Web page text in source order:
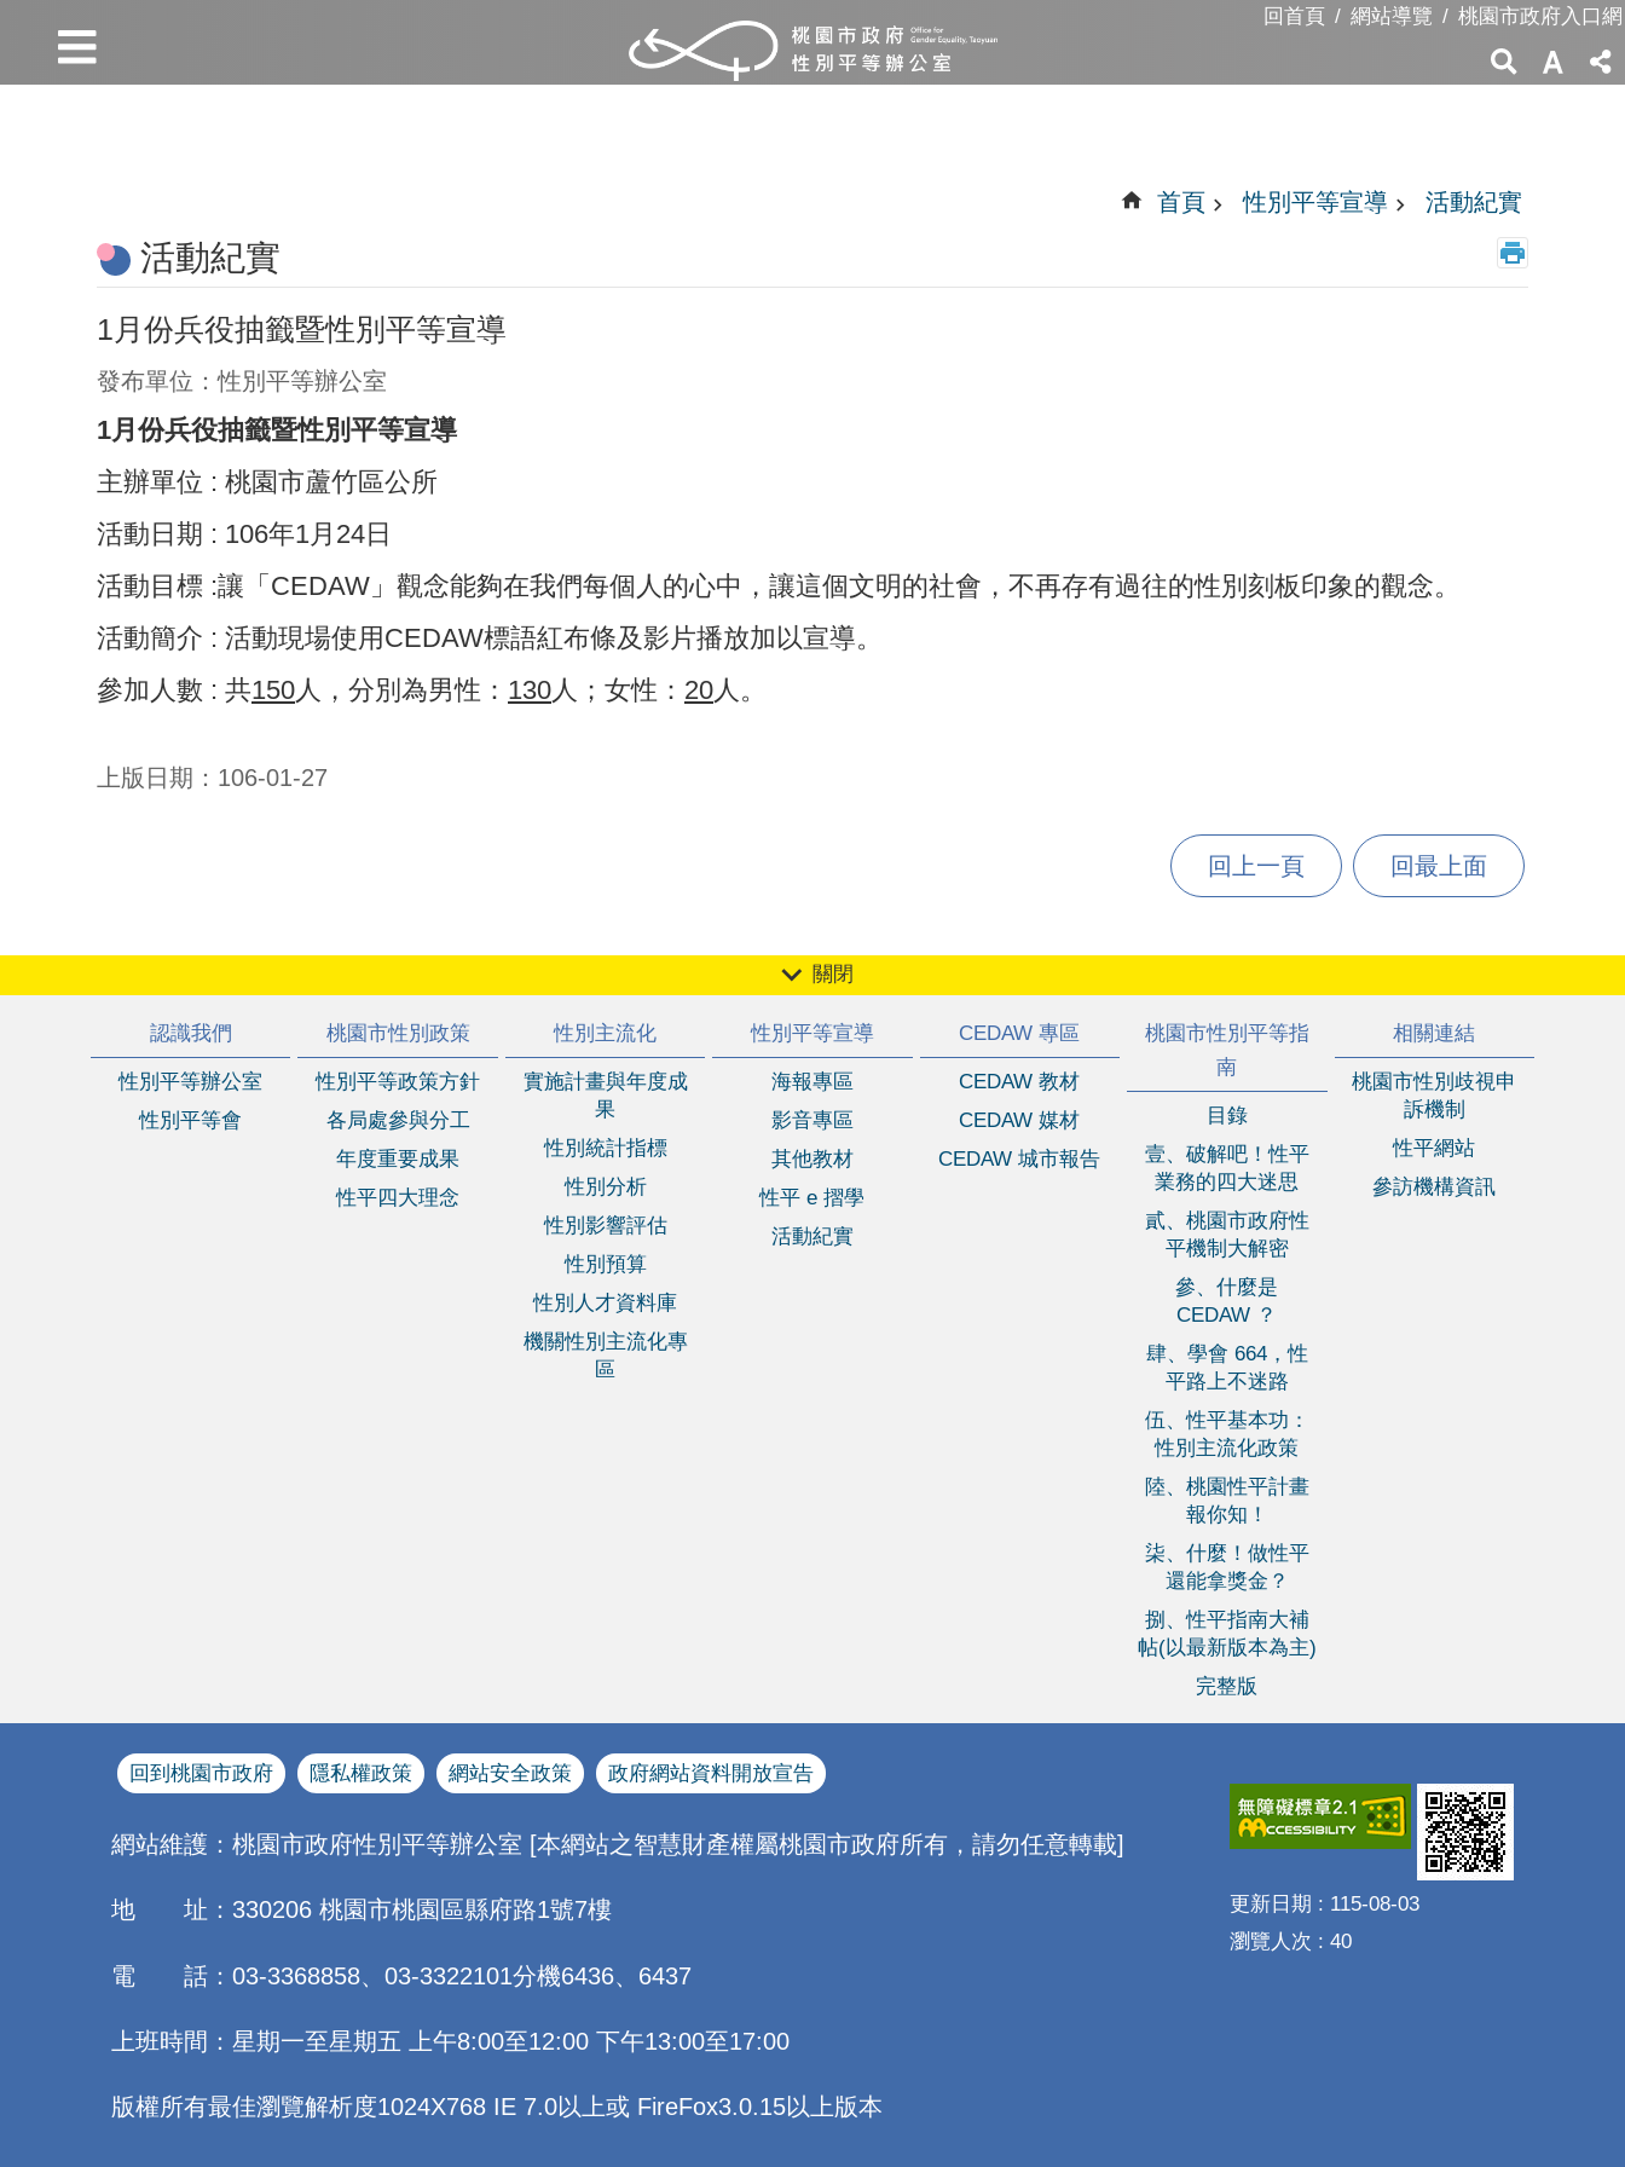
回首頁 網站導覽 桃園市政府入口網
首頁 性別平等宣導 活動紀實
活動紀實
1月份兵役抽籤暨性別平等宣導
發布單位：性別平等辦公室
1月份兵役抽籤暨性別平等宣導
主辦單位 : 桃園市蘆竹區公所
活動日期 : 106年1月24日
活動目標 :讓「CEDAW」觀念能夠在我們每個人的心中，讓這個文明的社會，不再存有過往的性別刻板印象的觀念。
活動簡介 : 活動現場使用CEDAW標語紅布條及影片播放加以宣導。
參加人數 : 共150人，分別為男性： 130人；女性： 20人。
上版日期：106-01-27
回上一頁 回最上面
關閉
認識我們
性別平等辦公室
性別平等會
桃園市性別政策
性別平等政策方針
各局處參與分工
年度重要成果
性平四大理念
性別主流化
實施計畫與年度成
果
性別統計指標
性別分析
性別影響評估
性別預算
性別人才資料庫
機關性別主流化專
區
性別平等宣導
海報專區
影音專區
其他教材
性平 e 摺學
活動紀實
CEDAW 專區
CEDAW 教材
CEDAW 媒材
CEDAW 城市報告
桃園市性別平等指
南
目錄
壹、破解吧！性平
業務的四大迷思
貳、桃園市政府性
平機制大解密
參、什麼是
CEDAW ？
肆、學會 664，性
平路上不迷路
伍、性平基本功：
性別主流化政策
陸、桃園性平計畫
報你知！
柒、什麼！做性平
還能拿獎金？
捌、性平指南大補
帖(以最新版本為主)
完整版
相關連結
桃園市性別歧視申
訴機制
性平網站
參訪機構資訊
回到桃園市政府 隱私權政策 網站安全政策 政府網站資料開放宣告
網站維護：桃園市政府性別平等辦公室 [本網站之智慧財產權屬桃園市政府所有，請勿任意轉載]
地 址：330206 桃園市桃園區縣府路1號7樓
電 話：03-3368858、03-3322101分機6436、6437
上班時間：星期一至星期五 上午8:00至12:00 下午13:00至17:00
版權所有最佳瀏覽解析度1024X768 IE 7.0以上或 FireFox3.0.15以上版本
更新日期
115-08-03
瀏覽人次
40